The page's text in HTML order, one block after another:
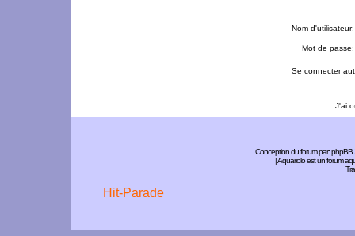
Nom d'utilisateur:
Mot de passe:
Se connecter
J'ai
Conception du forum par:phpBB
| Aquariolo est un forum